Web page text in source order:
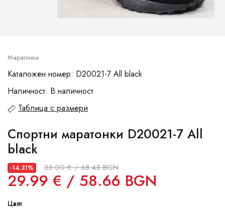
Маратонки
Каталожен номер: D20021-7 All black
Наличност: В наличност
Таблица с размери
Спортни маратонки D20021-7 All
black
-14.31% 35.00 € / 68.45 BGN
29.99 € / 58.66 BGN
Цвят